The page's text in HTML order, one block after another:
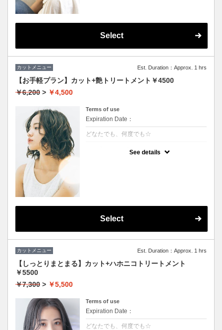
Select
カットメニュー Est. Duration：Approx. 1 hrs
【お手軽プラン】カット+艶トリートメント￥4500
￥6,200 > ￥4,500
Terms of use
Expiration Date：
どなたでも、何度でも☆
See details
Select
カットメニュー Est. Duration：Approx. 1 hrs
【しっとりまとまる】カット+ハホニコトリートメント
￥5500
￥7,300 > ￥5,500
Terms of use
Expiration Date：
どなたでも、何度でも☆